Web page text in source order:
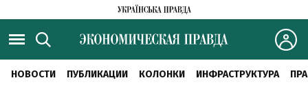
НОВОСТИ ПУБЛИКАЦИИ КОЛОНКИ ИНФРАСТРУКТУРА